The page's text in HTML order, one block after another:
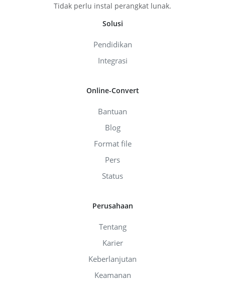
Tidak perlu instal perangkat lunak.
Solusi
Pendidikan
Integrasi
Online-Convert
Bantuan
Blog
Format file
Pers
Status
Perusahaan
Tentang
Karier
Keberlanjutan
Keamanan